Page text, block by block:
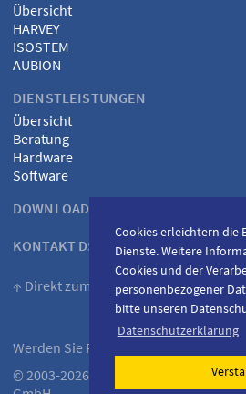
Cookies erleichtern die
Dienste. Weitere
Cookies und der
personenbezogener
bitte unseren
Datenschutzerklärung
Übersicht
HARVEY
ISOSTEM
AUBION
DIENSTLEISTUNGEN
Übersicht
Beratung
Hardware
Software
DOWNLOADS
KONTAKT DSPECIALISTS
↑ Direkt zum Inhalt
Werden Sie Fan auf
© 2003-2026 DSPECIALISTS Digitale